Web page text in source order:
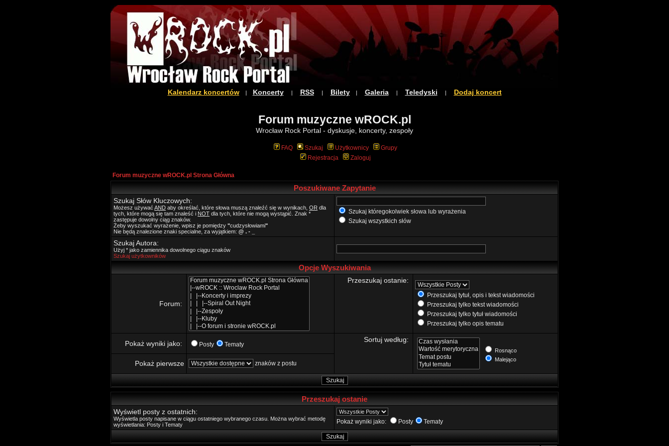
Kalendarz koncertów| Koncerty| RSS| Bilety| Galeria| Teledyski | Dodaj koncert
Forum muzyczne wROCK.pl
Wrocław Rock Portal - dyskusje, koncerty, zespoły
FAQ Szukaj Użytkownicy
Grupy
Rejestracja
Zaloguj
Forum muzyczne wROCK.pl Strona Główna
Poszukiwane Zapytanie
Szukaj Słów Kluczowych:
Możesz używać AND aby określać, które słowa muszą znaleźć się w wynikach, OR dla
tych, które mogą się tam znaleść i NOT dla tych, które nie mogą wystąpić. Znak *
zastępuje dowolny ciąg znaków.
Żeby wyszukać wyrażenie, wpisz je pomiędzy "cudzysłowiami"
Nie będą znalezione znaki specialne, za wyjątkiem: @ . - _
Szukaj któregokolwiek słowa lub wyrażenia
Szukaj wszystkich słów
Szukaj Autora:
Użyj * jako zamiennika dowolnego ciągu znaków
Szukaj użytkowników
Opcje Wyszukiwania
Forum:
Przeszukaj ostanie:
Przeszukaj tytuł, opis i tekst wiadomości
Przeszukaj tylko tekst wiadomości
Przeszukaj tylko tytuł wiadomości
Przeszukaj tylko opis tematu
Pokaż wyniki jako: Posty Tematy
Sortuj według:
Rosnąco
Malejąco
Pokaż pierwsze znaków z postu
Przeszukaj ostanie
Wyświetl posty z ostatnich:
Wyświetla posty napisane w ciągu ostatniego wybranego czasu. Można wybrać metodę
wyświetlania: Posty i Tematy
Pokaż wyniki jako: Posty Tematy